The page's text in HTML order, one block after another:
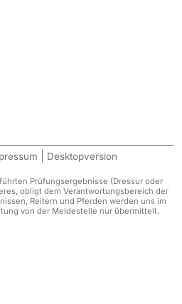
Desktopversion
Prüfungsergebnisse (Dressur oder
obligt dem Verantwortungsbereich der
Reitern und Pferden werden uns im
von der Meldestelle nur übermittelt.